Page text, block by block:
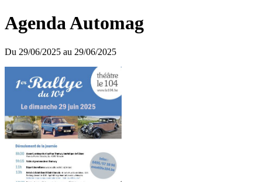
Agenda Automag
Du 29/06/2025 au 29/06/2025